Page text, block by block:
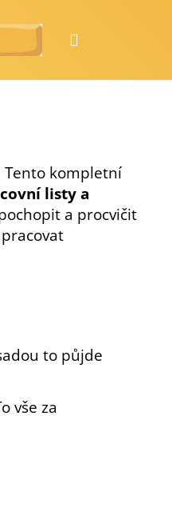
Tento kompletní
listy a
a procvičit
to půjde
vše za